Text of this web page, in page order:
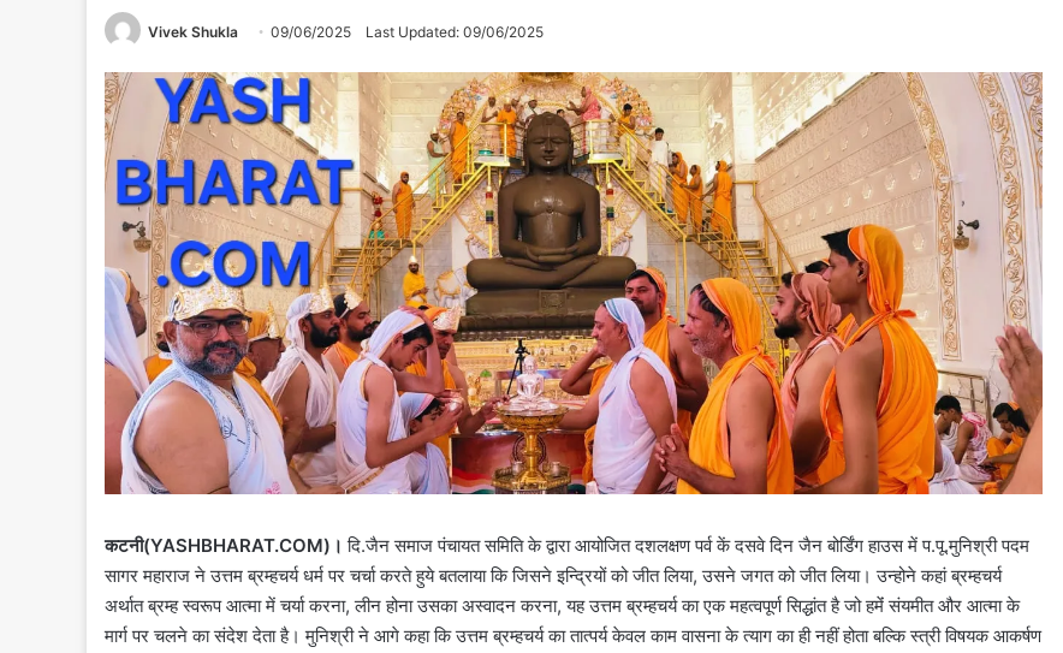
Vivek Shukla 09/06/2025 Last Updated: 09/06/2025
कटनी(YASHBHARAT.COM)। दि.जैन समाज पंचायत समिति के द्वारा आयोजित दशलक्षण पर्व कें दसवे दिन जैन बोर्डिंग हाउस में प.पू.मुनिश्री पदम
सागर महाराज ने उत्तम ब्रम्हचर्य धर्म पर चर्चा करते हुये बतलाया कि जिसने इन्द्रियों को जीत लिया, उसने जगत को जीत लिया। उन्होने कहां ब्रम्हचर्य
अर्थात ब्रम्ह स्वरूप आत्मा में चर्या करना, लीन होना उसका अस्वादन करना, यह उत्तम ब्रम्हचर्य का एक महत्वपूर्ण सिद्धांत है जो हमेंं संयमीत और आत्मा के
मार्ग पर चलने का संदेश देता है। मुनिश्री ने आगे कहा कि उत्तम ब्रम्हचर्य का तात्पर्य केवल काम वासना के त्याग का ही नहीं होता बल्कि स्त्री विषयक आकर्षण